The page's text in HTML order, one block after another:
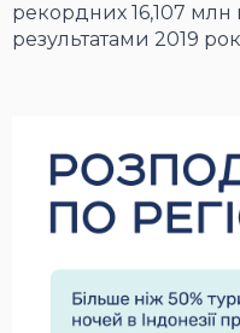
рекордних 16,107 млн
результатами 2019